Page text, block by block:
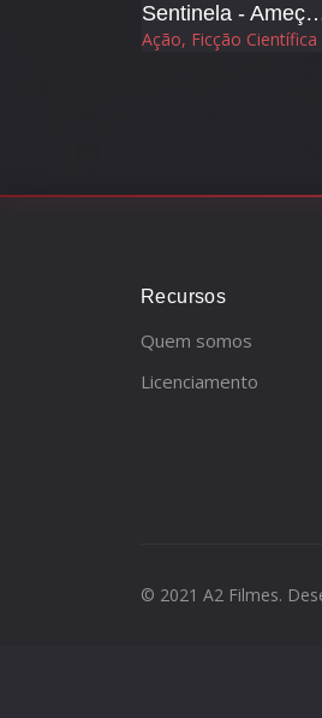
Sentinela -
Ação, Ficção Científica
Recursos
Quem somos
Licenciamento
© 2021 A2 Filmes.